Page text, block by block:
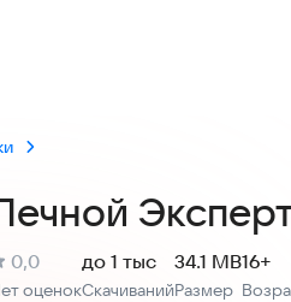
0,0
оценокСкачиваний
до 1 тыс
Размер
34.1 MB16+